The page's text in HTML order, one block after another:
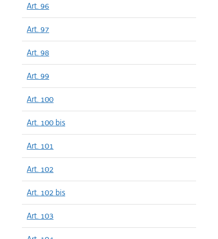
Art. 96
Art. 97
Art. 98
Art. 99
Art. 100
Art. 100 bis
Art. 101
Art. 102
Art. 102 bis
Art. 103